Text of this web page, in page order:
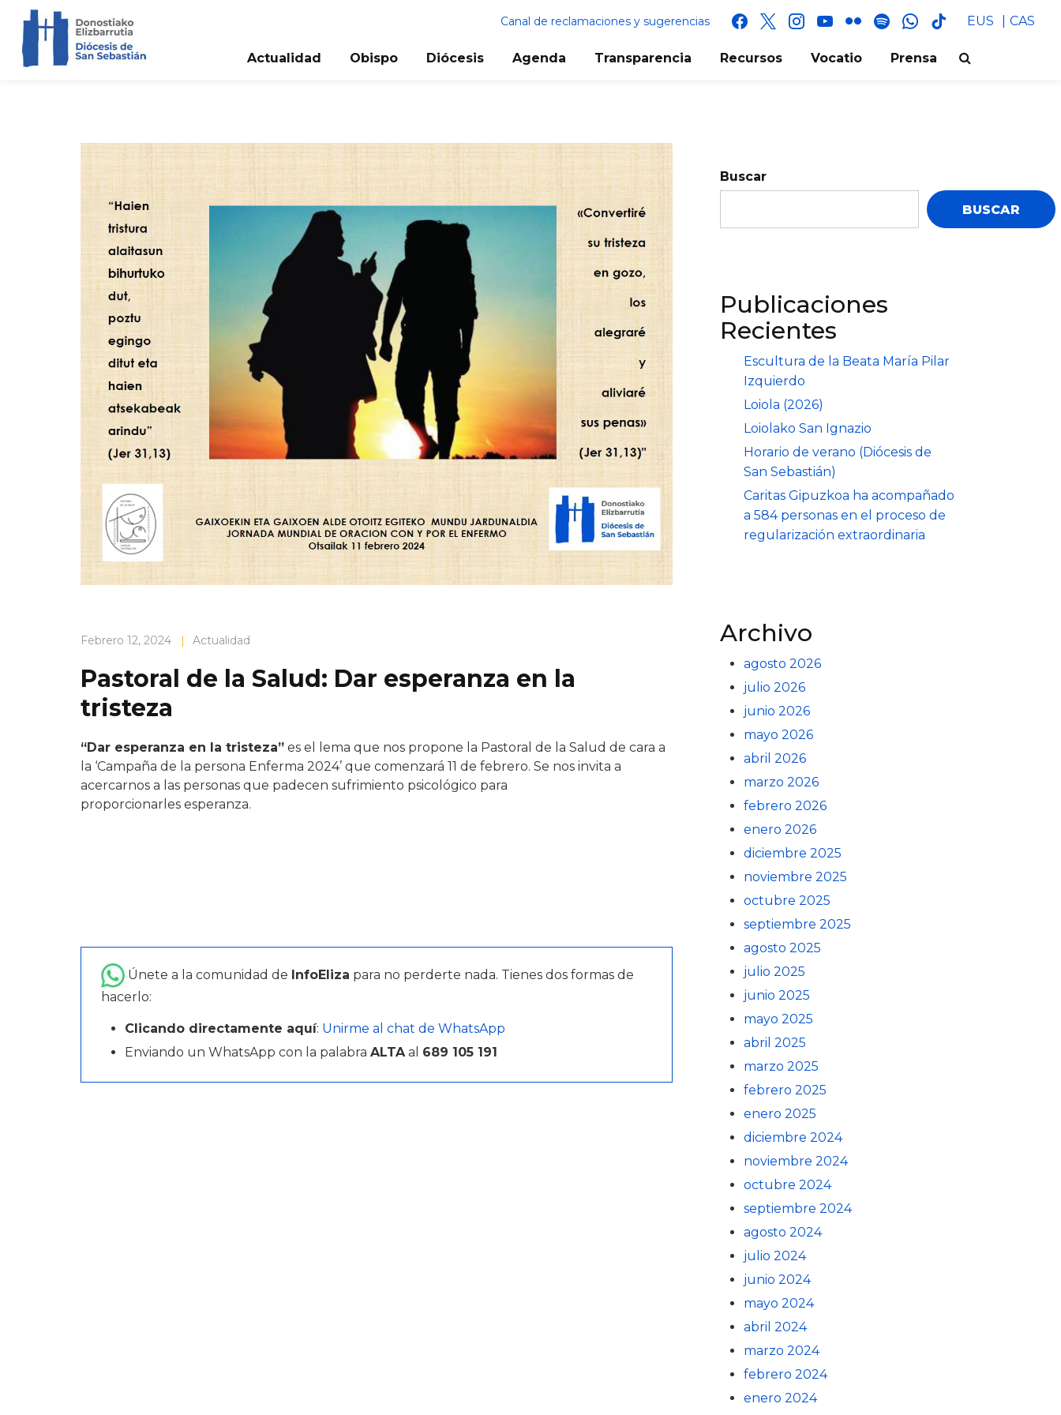
Canal de reclamaciones y sugerencias facebook
x instagram
youtube
flickr spotifywhatsapp
tik
EUS CAS
Actualidad Obispo Diócesis Agenda Transparencia Recursos Vocatio Prensa
Febrero 12, 2024 Actualidad
Pastoral de la Salud: Dar esperanza en la
tristeza
“Dar esperanza en la tristeza” es el lema que nos propone la Pastoral de la Salud de cara a
la ‘Campaña de la persona Enferma 2024’ que comenzará 11 de febrero. Se nos invita a
acercarnos a las personas que padecen sufrimiento psicológico para
proporcionarles esperanza.
Únete a la comunidad de InfoEliza para no perderte nada. Tienes dos formas de
hacerlo:
Clicando directamente aquí: Unirme al chat de WhatsApp
Enviando un WhatsApp con la palabra ALTAal 689 105 191
Buscar
BUSCAR
Publicaciones
Recientes
Escultura de la Beata María Pilar
Izquierdo
Loiola (2026)
Loiolako San Ignazio
Horario de verano (Diócesis de
San Sebastián)
Caritas Gipuzkoa ha acompañado
a 584 personas en el proceso de
regularización extraordinaria
Archivo
agosto 2026
julio 2026
junio 2026
mayo 2026
abril 2026
marzo 2026
febrero 2026
enero 2026
diciembre 2025
noviembre 2025
octubre 2025
septiembre 2025
agosto 2025
julio 2025
junio 2025
mayo 2025
abril 2025
marzo 2025
febrero 2025
enero 2025
diciembre 2024
noviembre 2024
octubre 2024
septiembre 2024
agosto 2024
julio 2024
junio 2024
mayo 2024
abril 2024
marzo 2024
febrero 2024
enero 2024